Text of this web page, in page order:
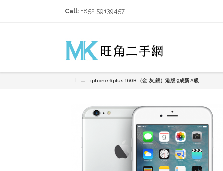
Call: +852 59139457‬
→ iphone 6 plus 16GB （金,灰,銀）港版 9成新 A級